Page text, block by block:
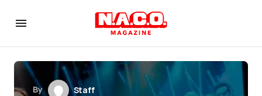
By
Staff